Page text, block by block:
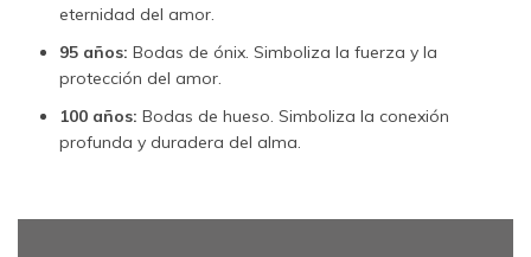
eternidad del amor.
95 años: Bodas de ónix. Simboliza la fuerza y la
protección del amor.
100 años: Bodas de hueso. Simboliza la conexión
profunda y duradera del alma.